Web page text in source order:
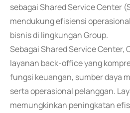
sebagai Shared Service Center
mendukung efisiensi
bisnis di lingkungan Group.
Sebagai Shared Service Center,
layanan back-office yang
fungsi keuangan, sumber daya
serta operasional pelanggan.
memungkinkan peningkatan